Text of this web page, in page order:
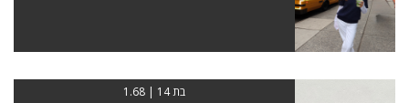
בת 14 | 1.68